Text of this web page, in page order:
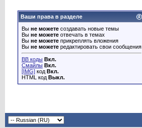
Ваши права в разделе
Вы не можете создавать новые темы
Вы не можете отвечать в темах
Вы не можете прикреплять вложения
Вы не можете редактировать свои сообщения
BB коды Вкл.
Смайлы Вкл.
[IMG] код Вкл.
HTML код Выкл.